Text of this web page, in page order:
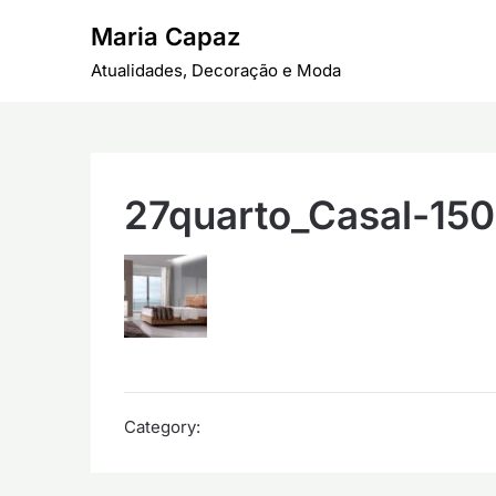
Maria Capaz
Atualidades, Decoração e Moda
27quarto_Casal-
Category: